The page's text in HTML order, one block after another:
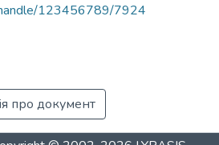
123456789/7924
про документ